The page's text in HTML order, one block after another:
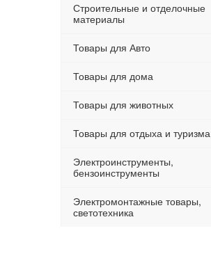
Строительные и отделочные
материалы
Товары для Авто
Товары для дома
Товары для животных
Товары для отдыха и туризма
Электроинструменты,
бензоинструменты
Электромонтажные товары,
светотехника